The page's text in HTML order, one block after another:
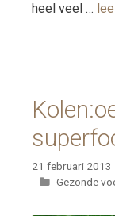
heel veel …
21 februari 2013
Categorieën
Gezonde